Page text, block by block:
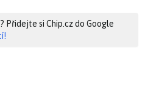
Přidejte si Chip.cz do Google